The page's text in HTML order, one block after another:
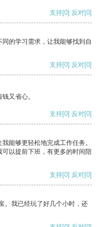
支持[0] 反对[0]
的学习需求，让我能够找到自
支持[0] 反对[0]
又省心。
支持[0] 反对[0]
能够更轻松地完成工作任务。
以提前下班，有更多的时间陪
支持[0] 反对[0]
。我已经玩了好几个小时，还